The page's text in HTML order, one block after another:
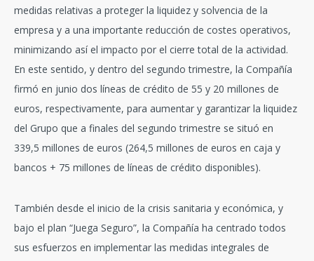
medidas relativas a proteger la liquidez y solvencia de la
empresa y a una importante reducción de costes operativos,
minimizando así el impacto por el cierre total de la actividad.
En este sentido, y dentro del segundo trimestre, la Compañía
firmó en junio dos líneas de crédito de 55 y 20 millones de
euros, respectivamente, para aumentar y garantizar la liquidez
del Grupo que a finales del segundo trimestre se situó en
339,5 millones de euros (264,5 millones de euros en caja y
bancos + 75 millones de líneas de crédito disponibles).
También desde el inicio de la crisis sanitaria y económica, y
bajo el plan “Juega Seguro”, la Compañía ha centrado todos
sus esfuerzos en implementar las medidas integrales de